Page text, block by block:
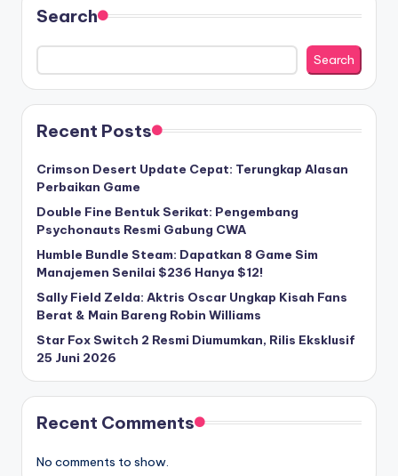
Search
Search
Recent Posts
Crimson Desert Update Cepat: Terungkap Alasan
Perbaikan Game
Double Fine Bentuk Serikat: Pengembang
Psychonauts Resmi Gabung CWA
Humble Bundle Steam: Dapatkan 8 Game Sim
Manajemen Senilai $236 Hanya $12!
Sally Field Zelda: Aktris Oscar Ungkap Kisah Fans
Berat & Main Bareng Robin Williams
Star Fox Switch 2 Resmi Diumumkan, Rilis Eksklusif
25 Juni 2026
Recent Comments
No comments to show.